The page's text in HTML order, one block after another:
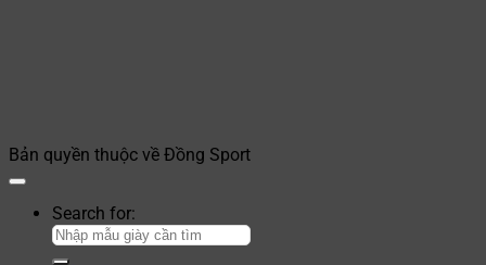
Bản quyền thuộc về Đồng Sport
Search for: